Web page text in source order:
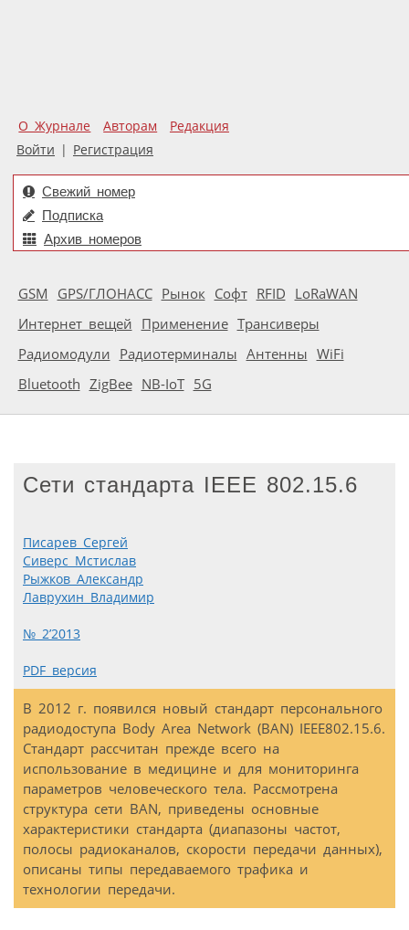
О Журнале Авторам
Редакция
Войти | Регистрация
Свежий номер
Подписка
Архив номеров
GSM GPS/ГЛОНАСС Рынок Софт RFID LoRaWAN
Интернет вещей Применение Трансиверы
Радиомодули Радиотерминалы Антенны WiFi
Bluetooth ZigBee NB-IoT 5G
Сети стандарта IEEE 802.15.6
Писарев Сергей
Сиверс Мстислав
Рыжков Александр
Лаврухин Владимир
№ 2’2013
PDF версия
В 2012 г. появился новый стандарт персонального
радиодоступа Body Area Network (BAN) IEEE802.15.6.
Стандарт рассчитан прежде всего на
использование в медицине и для мониторинга
параметров человеческого тела. Рассмотрена
структура сети BAN, приведены основные
характеристики стандарта (диапазоны частот,
полосы радиоканалов, скорости передачи данных),
описаны типы передаваемого трафика и
технологии передачи.